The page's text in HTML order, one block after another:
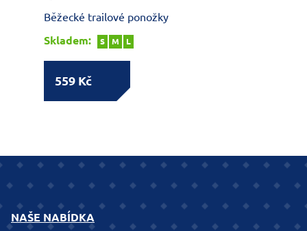
Běžecké trailové ponožky
Skladem:
S M L
559 Kč
NAŠE NABÍDKA